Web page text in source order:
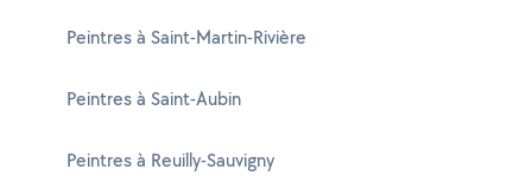
Peintres à Saint-Martin-Rivière
Peintres à Saint-Aubin
Peintres à Reuilly-Sauvigny